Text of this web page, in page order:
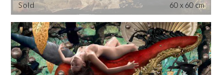
Sold
60 x 60 cm